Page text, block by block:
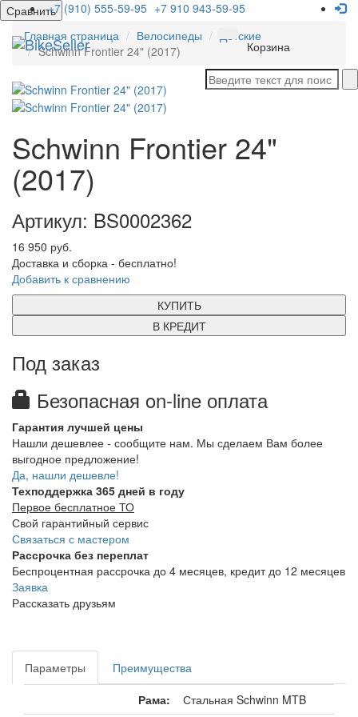
Сравнить+7 (910) 555-59-95 +7 910 943-59-95
Корзина
Главная страница Велосипеды
Детские
Schwinn Frontier 24" (2017)
Schwinn Frontier 24"
(2017)
Артикул: BS0002362
16 950 руб.
Доставка и сборка - бесплатно!
Добавить к сравнению
КУПИТЬ
В КРЕДИТ
Под заказ
Безопасная on-line оплата
Гарантия лучшей цены
Нашли дешевлее - сообщите нам. Мы сделаем Вам более
выгодное предложение!
Да, нашли дешевле!
Техподдержка 365 дней в году
Первое бесплатное ТО
Свой гарантийный сервис
Связаться с мастером
Рассрочка без переплат
Беспроцентная рассрочка до 4 месяцев, кредит до 12 месяцев
Заявка
Рассказать друзьям
Параметры
Преимущества
Рама:
Стальная Schwinn MTB